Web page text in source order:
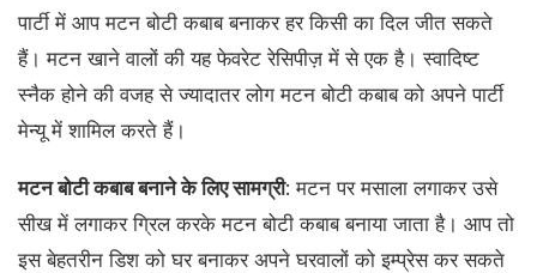
पार्टी में आप मटन बोटी कबाब बनाकर हर किसी का दिल जीत सकते
हैं। मटन खाने वालों की यह फेवरेट रेसिपीज़ में से एक है। स्वादिष्ट
स्नैक होने की वजह से ज्यादातर लोग मटन बोटी कबाब को अपने पार्टी
मेन्यू में शामिल करते हैं।
मटन बोटी कबाब बनाने के लिए सामग्री: मटन पर मसाला लगाकर उसे
सीख में लगाकर ग्रिल करके मटन बोटी कबाब बनाया जाता है। आप तो
इस बेहतरीन डिश को घर बनाकर अपने घरवालों को इम्प्रेस कर सकते